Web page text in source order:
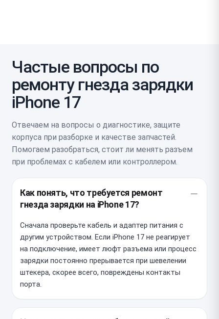
Частые вопросы по
ремонту гнезда зарядки
iPhone 17
Отвечаем на вопросы о диагностике, защите
корпуса при разборке и качестве запчастей.
Помогаем разобраться, стоит ли менять разъем
при проблемах с кабелем или контроллером.
Как понять, что требуется ремонт
гнезда зарядки на iPhone 17?
Сначала проверьте кабель и адаптер питания с
другим устройством. Если iPhone 17 не реагирует
на подключение, имеет люфт разъема или процесс
зарядки постоянно прерывается при шевелении
штекера, скорее всего, повреждены контакты
порта.